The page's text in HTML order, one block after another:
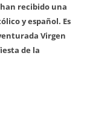
han recibido una
y español. Es
Virgen
de la